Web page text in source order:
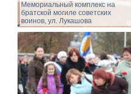
Мемориальный комплекс на
братской могиле советских
воинов, ул. Лукашова